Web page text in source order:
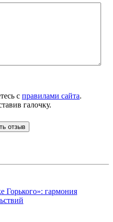
с правилами сайта.
галочку.
отзыв
Горького»: гармония